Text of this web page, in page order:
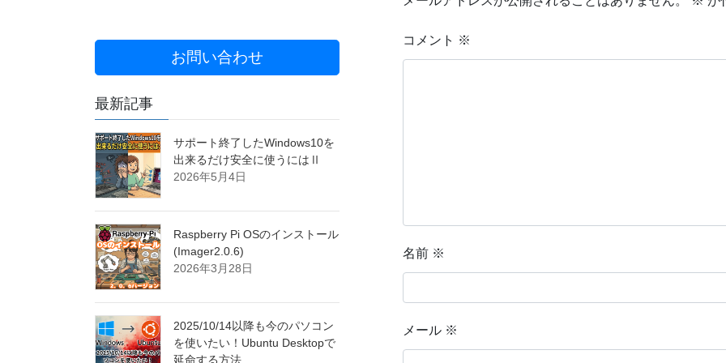
コメント ※
名前 ※
メール ※
お問い合わせ
最新記事
サポート終了したWindows10を
出来るだけ安全に使うにはⅡ
2026年5月4日
Raspberry Pi OSのインストール
(Imager2.0.6)
2026年3月28日
2025/10/14以降も今のパソコン
を使いたい！Ubuntu Desktopで
延命する方法